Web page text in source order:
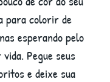
para colorir de
esperando pelo
Pegue seus
e deixe sua